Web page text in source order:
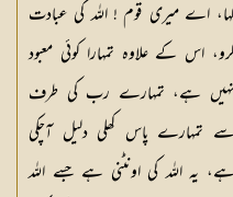
اے میری قوم ! اللہ کی عبادت
کرو، اس کے علاوہ تمہارا کوئی معبود
نہیں ہے، تمہارے رب کی طرف
سے تمہارے پاس کھلی دلیل آچکی
ہے، یہ اللہ کی اونٹنی ہے جسے اللہ